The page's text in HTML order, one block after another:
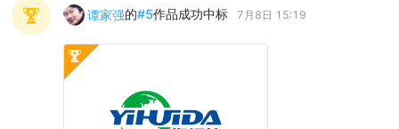
谭家强的#5作品成功中标 7月8日 15:19